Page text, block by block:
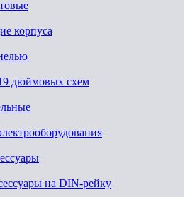
корпуса
дюймовых схем
на DIN-рейку